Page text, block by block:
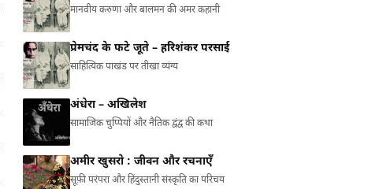
मानवीय करुणा और बालमन की अमर कहानी
प्रेमचंद के फटे जूते – हरिशंकर परसाई
साहित्यिक पाखंड पर तीखा व्यंग्य
अंधेरा – अखिलेश
सामाजिक चुप्पियों और नैतिक द्वंद्व की कथा
अमीर खुसरो : जीवन और रचनाएँ
सूफ़ी परंपरा और हिंदुस्तानी संस्कृति का परिचय